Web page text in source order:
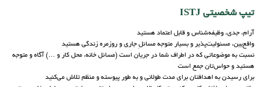
تیپ شخصیتی ISTJ
آرام، جدی، وظیفه‌شناس و قابل اعتماد هستید
واقع‌بین، مسئولیت‌پذیر و بسیار متوجه مسائلِ جاری و روزمره زندگی هستید
نسبت به موضوعاتی که در اطراف شما در جریان است (مسائل خانه، محل کار و …) آگاه و متوجه
هستید و حواس‌تان جمع است
برای رسیدن به اهدافتان برای مدت طولانی و به طور پیوسته و منظم تلاش می‌کنید